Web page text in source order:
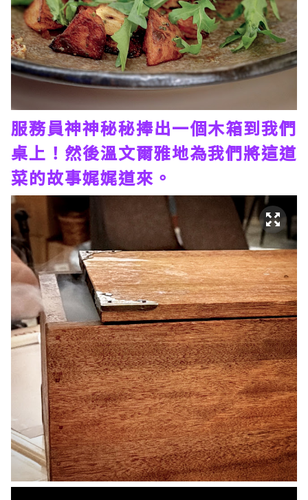
服務員神神秘秘捧出一個木箱到我們
桌上！然後溫文爾雅地為我們將這道
菜的故事娓娓道來。